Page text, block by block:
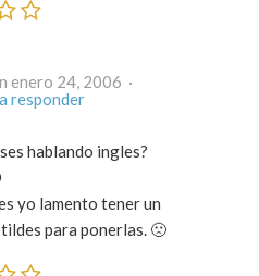
en enero 24, 2006 ·
responder
hablando ingles?
yo lamento tener un
para ponerlas. 🙁